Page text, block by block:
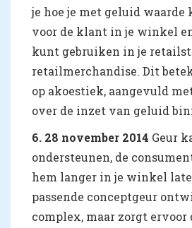
je hoe je met geluid waarde
voor de klant in je winkel
kunt gebruiken in je
retailmerchandise. Dit
op akoestiek, aangevuld
over de inzet van geluid
6. 28 november 2014 Geur
ondersteunen, de
hem langer in je winkel
passende conceptgeur
complex, maar zorgt ervoor